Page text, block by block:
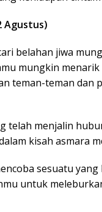
Agustus)
belahan jiwa
mungkin menarik
teman-teman dan
telah menjalin
kisah asmara
sesuatu yang
untuk